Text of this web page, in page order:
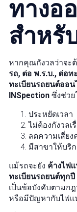
ทางอ
สำหรั
หากคุณกังวลว่าจะ
รถ, ต่อ พ.ร.บ., ต่อท
ทะเบียนรถยนต์ออน
INSpection ซึ่งช่ว
ประหยัดเวลา
ไม่ต้องกังวลเ
ลดความเสี่ย
มีสาขาให้บริ
แม้รถจะยัง ค้างไฟ
ทะเบียนรถยนต์ทุกปี
เป็นข้อบังคับตามกฎ
หรือมีปัญหากับไฟแ